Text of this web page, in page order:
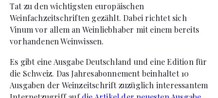
Tat zu den wichtigsten europäischen
Weinfachzeitschriften gezählt. Dabei richtet sich
Vinum vor allem an Weinliebhaber mit einem bereits
vorhandenen Weinwissen.
Es gibt eine Ausgabe Deutschland und eine Edition für
die Schweiz. Das Jahresabonnement beinhaltet 10
Ausgaben der Weinzeitschrift zuzüglich interessantem